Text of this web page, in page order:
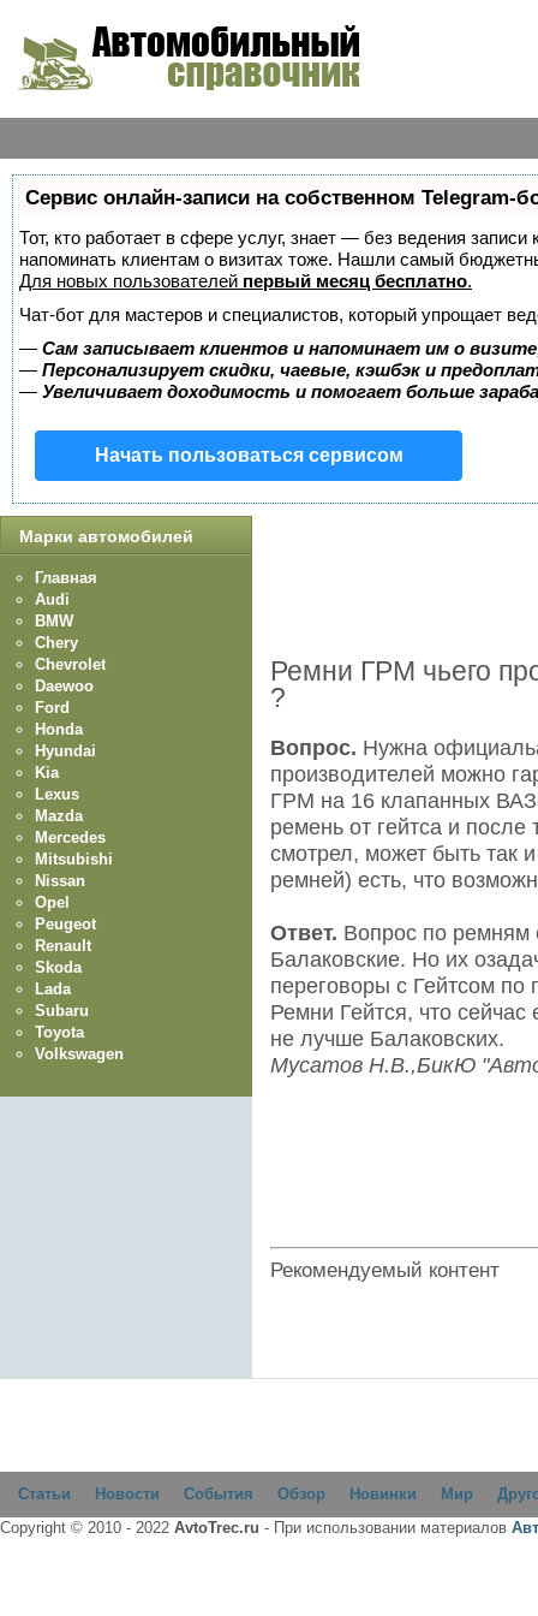
Сервис онлайн-записи на собственном Telegram-
Тот, кто работает в сфере услуг, знает — без ведения
напоминать клиентам о визитах тоже. Нашли самый
Для новых пользователей первый месяц бесплатно.
Чат-бот для мастеров и специалистов, который упрощает
— Сам записывает клиентов и напоминает им о
— Персонализирует скидки, чаевые, кэшбэк и
— Увеличивает доходимость и помогает больше
Начать пользоваться сервисом
Ремни ГРМ чьего
?
Вопрос. Нужна
производителей можно
ГРМ на 16 клапанных
ремень от гейтса и
смотрел, может быть так
ремней) есть, что
Ответ. Вопрос по ремням
Балаковские. Но их
переговоры с Гейтсом по
Ремни Гейтся, что сейчас
не лучше Балаковских.
Мусатов Н.В.,БикЮ
Рекомендуемый контент
Марки автомобилей
Главная
Audi
BMW
Chery
Chevrolet
Daewoo
Ford
Honda
Hyundai
Kia
Lexus
Mazda
Mercedes
Mitsubishi
Nissan
Opel
Peugeot
Renault
Skoda
Lada
Subaru
Toyota
Volkswagen
Статьи Новости События Обзор Новинки Мир
Copyright © 2010 - 2022 AvtoTrec.ru - При использовании материалов